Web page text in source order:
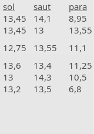
sol saut
para
13,45 14,1
8,95
13,45 13
13,55
12,75 13,55
11,1
13,6 13,4
11,25
13 14,3
10,5
13,2 13,5 6,8